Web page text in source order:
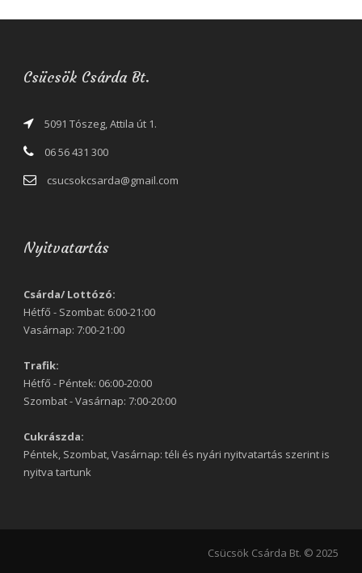
Csücsök Csárda Bt.
5091 Tószeg, Attila út 1.
06 56 431 300
csucsokcsarda@gmail.com
Nyitvatartás
Csárda/ Lottózó:
Hétfő - Szombat: 6:00-21:00
Vasárnap: 7:00-21:00
Trafik:
Hétfő - Péntek: 06:00-20:00
Szombat - Vasárnap: 7:00-20:00
Cukrászda:
Péntek, Szombat, Vasárnap: téli és nyári nyitvatartás szerint is
nyitva tartunk
Csücsök Csárda Bt. © 2025